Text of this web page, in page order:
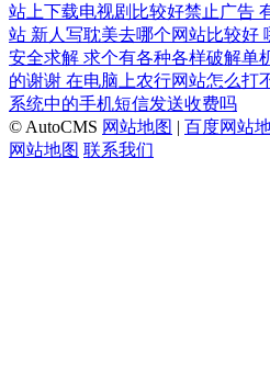
站上下载电视剧比较好禁止广告
站 新人写耽美去哪个网站比较好
安全求解 求个有各种各样破解单
的谢谢 在电脑上农行网站怎么打
系统中的手机短信发送收费吗
© AutoCMS 网站地图 | 百度网站
网站地图 联系我们